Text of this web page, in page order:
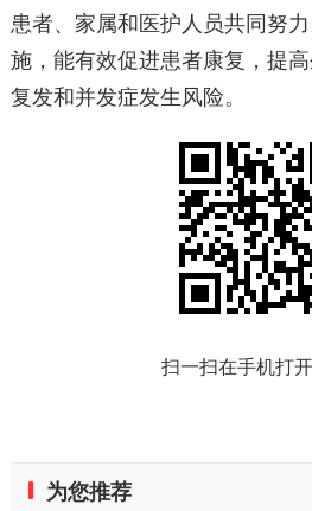
患者、家属和医护人员共同努
施，能有效促进患者康复，提
复发和并发症发生风险。
扫一扫在手机打
为您推荐